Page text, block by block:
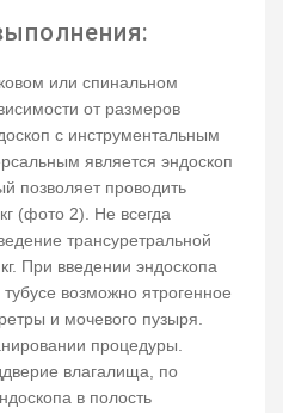
или спинальном
от размеров
с инструментальным
является эндоскоп
позволяет проводить
(фото 2). Не всегда
трансуретральной
При введении эндоскопа
возможно ятрогенное
и мочевого пузыря.
процедуры.
влагалища, по
в полость